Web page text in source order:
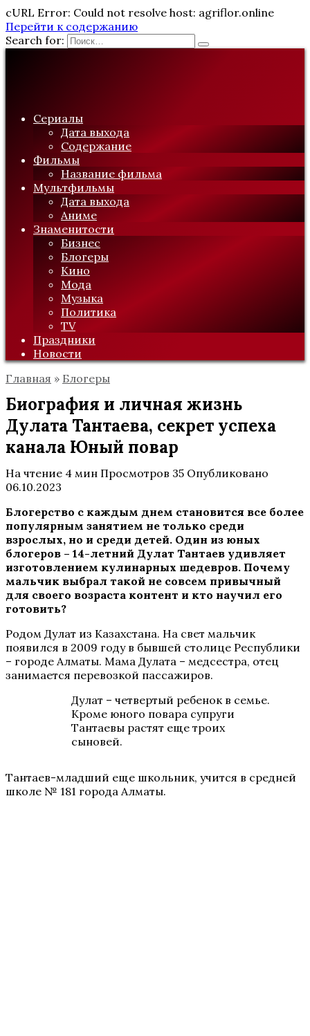
cURL Error: Could not resolve host: agriflor.online
Перейти к содержанию
Search for:
Сериалы
Дата выхода
Содержание
Фильмы
Название фильма
Мультфильмы
Дата выхода
Аниме
Знаменитости
Бизнес
Блогеры
Кино
Мода
Музыка
Политика
TV
Праздники
Новости
Главная » Блогеры
Биография и личная жизнь
Дулата Тантаева, секрет успеха
канала Юный повар
На чтение 4 мин Просмотров 35 Опубликовано
06.10.2023
Блогерство с каждым днем становится все более
популярным занятием не только среди
взрослых, но и среди детей. Один из юных
блогеров – 14-летний Дулат Тантаев удивляет
изготовлением кулинарных шедевров. Почему
мальчик выбрал такой не совсем привычный
для своего возраста контент и кто научил его
готовить?
Родом Дулат из Казахстана. На свет мальчик
появился в 2009 году в бывшей столице Республики
– городе Алматы. Мама Дулата – медсестра, отец
занимается перевозкой пассажиров.
Дулат – четвертый ребенок в семье.
Кроме юного повара супруги
Тантаевы растят еще троих
сыновей.
Тантаев-младший еще школьник, учится в средней
школе № 181 города Алматы.